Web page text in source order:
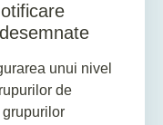
unui nivel
de